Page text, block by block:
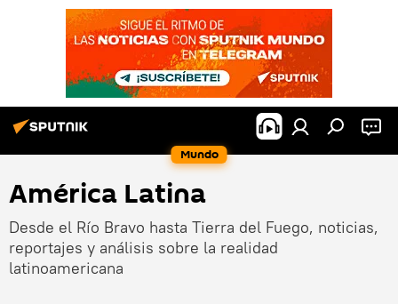
Mundo
América Latina
Desde el Río Bravo hasta Tierra del Fuego, noticias,
reportajes y análisis sobre la realidad
latinoamericana